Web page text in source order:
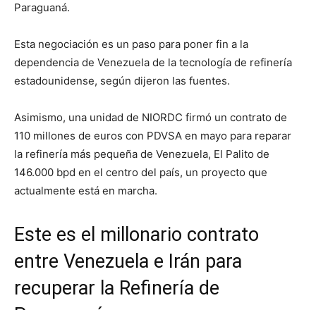
Paraguaná.
Esta negociación es un paso para poner fin a la
dependencia de Venezuela de la tecnología de refinería
estadounidense, según dijeron las fuentes.
Asimismo, una unidad de NIORDC firmó un contrato de
110 millones de euros con PDVSA en mayo para reparar
la refinería más pequeña de Venezuela, El Palito de
146.000 bpd en el centro del país, un proyecto que
actualmente está en marcha.
Este es el millonario contrato
entre Venezuela e Irán para
recuperar la Refinería de